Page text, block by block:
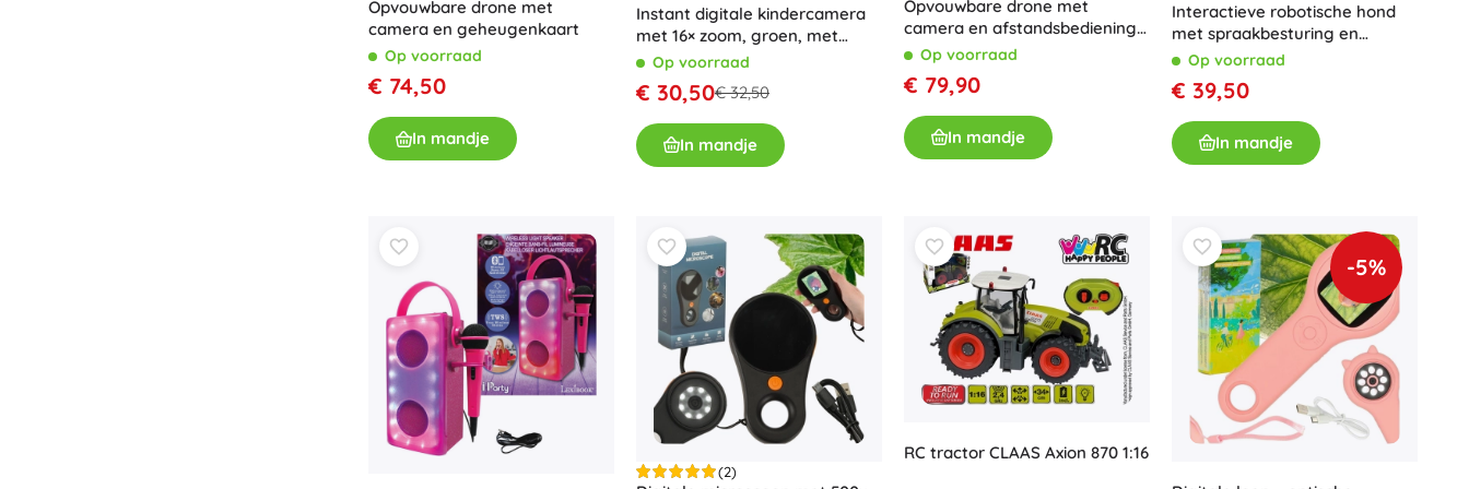
Speelgoed voor de allerkleinsten
Rammelaars, bijtringen en fopspenen
Uitrusting voor kinderen
Voeden en borstvoeding
Kinderwagens
Wapens
Pistolen
Bogen
Kruisbogen
Elektronisch speelgoed
Afstandsbedienbare speelgoed
Spelconsoles
Drones
Kijk op
Microscopen en telescopen
Kinderkleding
Babykleding
T-shirts
Schoenen
Sweaters en truien
+Meer tonen
Opvouwbare drone met
camera en geheugenkaart
Op voorraad
€ 74,50
In mandje
Instant digitale kindercamera
met 16× zoom, groen, met
accessoireset
Op voorraad
€ 30,50€ 32,50
In mandje
Opvouwbare drone met
camera en afstandsbediening
met geheugenkaart
Op voorraad
€ 79,90
In mandje
Interactieve robotische hond
met spraakbesturing en
afstandsbediening
Op voorraad
€ 39,50
In mandje
(2)
RC tractor CLAAS Axion 870 1:16
-5%